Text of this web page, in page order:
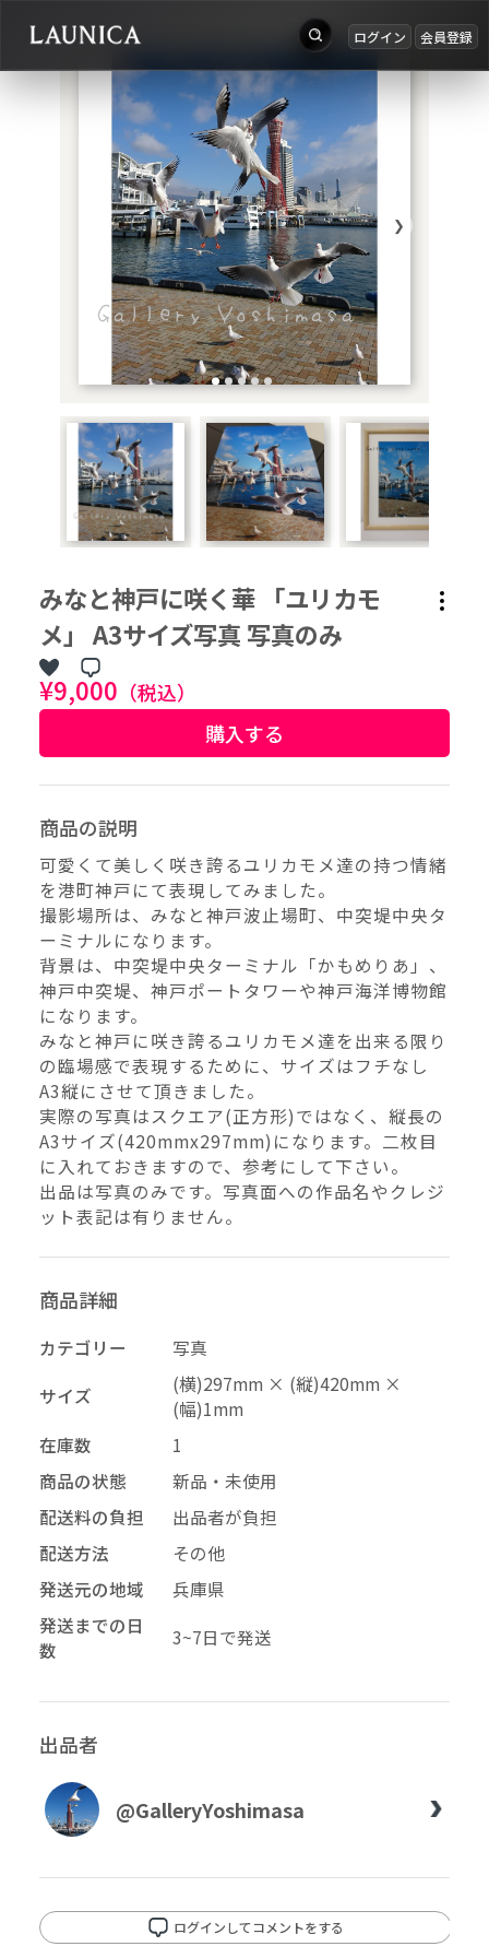
ログイン 会員登録
作品＋アーティスト
アーティスト
例：作品名 / アーティスト名 / @ユーザー名 / タグ
アーティストタグ
価格帯（ざっくり）
価格（指定）
サイズ（mm）
–
縦 –
配送料の負担
出品
お知らせ
ログイン
会員登録
削除する
再審査する
❯
みなと神戸に咲く華 「ユリカモ
メ」 A3サイズ写真 写真のみ
¥9,000 （税込）
購入する
商品の説明
可愛くて美しく咲き誇るユリカモメ達の持つ情緒
を港町神戸にて表現してみました。
撮影場所は、みなと神戸波止場町、中突堤中央タ
ーミナルになります。
背景は、中突堤中央ターミナル「かもめりあ」、
神戸中突堤、神戸ポートタワーや神戸海洋博物館
になります。
みなと神戸に咲き誇るユリカモメ達を出来る限り
の臨場感で表現するために、サイズはフチなし
A3縦にさせて頂きました。
実際の写真はスクエア(正方形)ではなく、縦長の
A3サイズ(420mmx297mm)になります。二枚目
に入れておきますので、参考にして下さい。
出品は写真のみです。写真面への作品名やクレジ
ット表記は有りません。
商品詳細
カテゴリー
写真
サイズ
(横)297mm × (縦)420mm ×
(幅)1mm
在庫数
1
商品の状態
新品・未使用
配送料の負担
出品者が負担
配送方法
その他
発送元の地域
兵庫県
発送までの日
数
3~7日で発送
出品者
@GalleryYoshimasa
ログインしてコメントをする
承認する